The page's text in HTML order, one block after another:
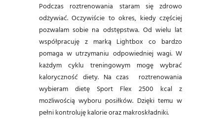
Podczas roztrenowania staram się zdrowo
odżywiać. Oczywiście to okres, kiedy częściej
pozwalam sobie na odstępstwa. Od wielu lat
współpracuję z marką Lightbox co bardzo
pomaga w utrzymaniu odpowiedniej wagi. W
każdym cyklu treningowym mogę wybrać
kaloryczność diety. Na czas roztrenowania
wybieram dietę Sport Flex 2500 kcal z
możliwością wyboru posiłków. Dzięki temu w
pełni kontroluję kalorie oraz makroskładniki.